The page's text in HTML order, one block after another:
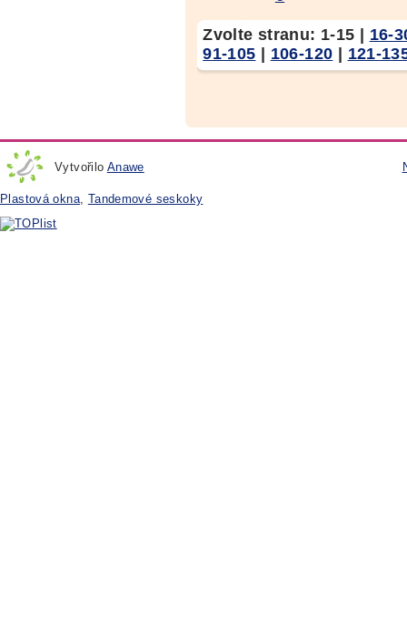
Zvolte stranu: 1-15 | 16-
91-105 | 106-120 | 121-
Vytvořilo Anawe
Plastová okna Tandemové seskoky